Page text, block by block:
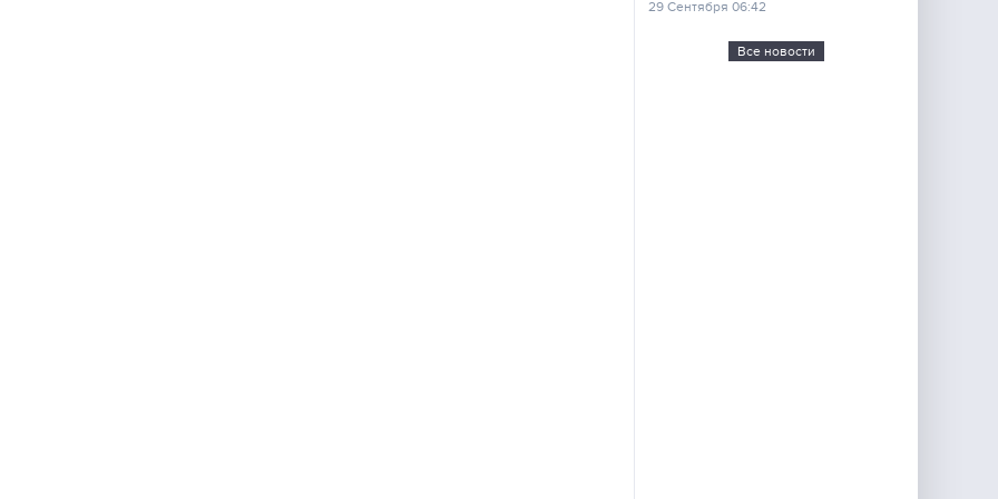
29 Сентября 06:42
Все новости